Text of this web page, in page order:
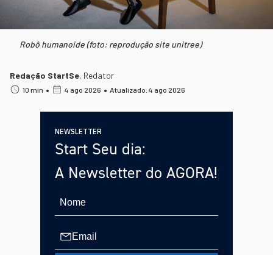
Robô humanoide (foto: reprodução site unitree)
Redação StartSe, Redator
10 min • 4 ago 2026 • Atualizado: 4 ago 2026
NEWSLETTER
Start Seu dia:
A Newsletter do AGORA!